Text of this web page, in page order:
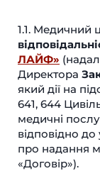
1.1. Медичний
ЛАЙФ»
Директора
який дії на
641, 644
медичні
відповідно
про надання
«Договір»).